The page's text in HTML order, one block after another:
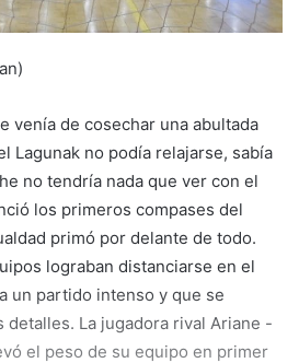
venía de cosechar una abultada
Lagunak no podía relajarse, sabía
no tendría nada que ver con el
los primeros compases del
primó por delante de todo.
lograban distanciarse en el
un partido intenso y que se
La jugadora rival Ariane -
el peso de su equipo en primer